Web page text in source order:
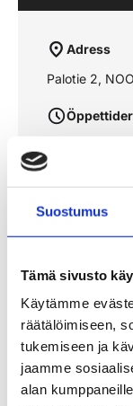
Suostumus
Tämä sivusto
Käytämme
räätälöimiseen,
tukemiseen ja
jaamme
alan
Adress
Palotie 2,
Öppettider
Se